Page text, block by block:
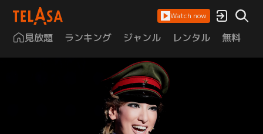
Watch now
見放題 ランキング ジャンル レンタル 無料